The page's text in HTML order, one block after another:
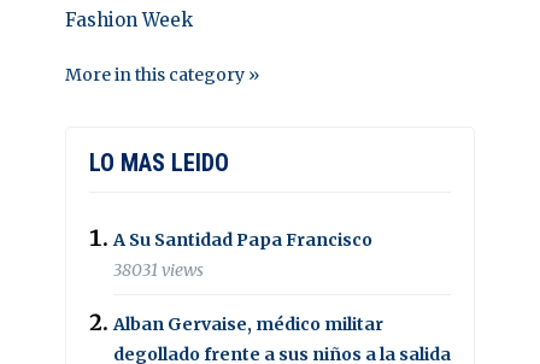
Fashion Week
More in this category »
LO MAS LEIDO
A Su Santidad Papa Francisco
38031 views
Alban Gervaise, médico militar
degollado frente a sus niños a la salida